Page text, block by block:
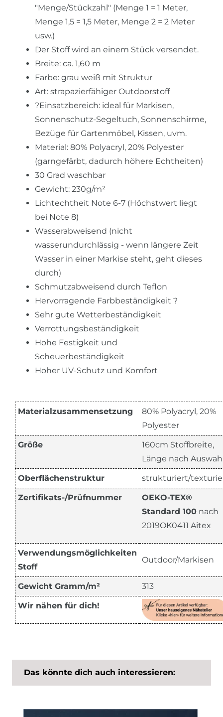
"Menge/Stückzahl" (Menge 1 = 1 Meter,
Menge 1,5 = 1,5 Meter, Menge 2 = 2 Meter
usw.)
Der Stoff wird an einem Stück versendet.
Breite: ca. 1,60 m
Farbe: grau weiß mit Struktur
Art: strapazierfähiger Outdoorstoff
?Einsatzbereich: ideal für Markisen,
Sonnenschutz-Segeltuch, Sonnenschirme,
Bezüge für Gartenmöbel, Kissen, uvm.
Material: 80% Polyacryl, 20% Polyester
(garngefärbt, dadurch höhere Echtheiten)
30 Grad waschbar
Gewicht: 230g/m²
Lichtechtheit Note 6-7 (Höchstwert liegt
bei Note 8)
Wasserabweisend (nicht
wasserundurchlässig - wenn längere Zeit
Wasser in einer Markise steht, geht dieses
durch)
Schmutzabweisend durch Teflon
Hervorragende Farbbeständigkeit ?
Sehr gute Wetterbeständigkeit
Verrottungsbeständigkeit
Hohe Festigkeit und
Scheuerbeständigkeit
Hoher UV-Schutz und Komfort
Materialzusammensetzung
80% Polyacryl, 20%
Polyester
Größe
160cm Stoffbreite,
Länge nach
Oberflächenstruktur strukturiert/
Zertifikats-/Prüfnummer
OEKO-TEX®
Standard 100 nach
2019OK0411 Aitex
Verwendungsmöglichkeiten
Stoff
Outdoor/Markisen
Gewicht Gramm/m² 313
Wir nähen für dich!
Das könnte dich auch interessieren: